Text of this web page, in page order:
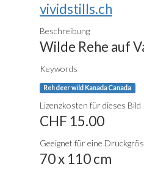
vividstills.ch
Beschreibung
Wilde Rehe auf
Keywords
Reh deer wild Kanada Canada
Lizenzkosten für dieses Bild
CHF 15.00
Geeignet für eine
70 x 110 cm